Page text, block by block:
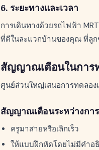
6. ระยะทางและเวลา
การเดินทางด้วยรถไฟฟ้า
ที่ดีในละแวกบ้านของคุณ ที่ลูก
สัญญาณเตือนในการ
ศูนย์ส่วนใหญ่เสนอการทดลอง
สัญญาณเตือนระหว่างกา
ครูมาสายหรือเลิกเร็ว
ให้แบบฝึกหัดโดยไม่มีคำอ